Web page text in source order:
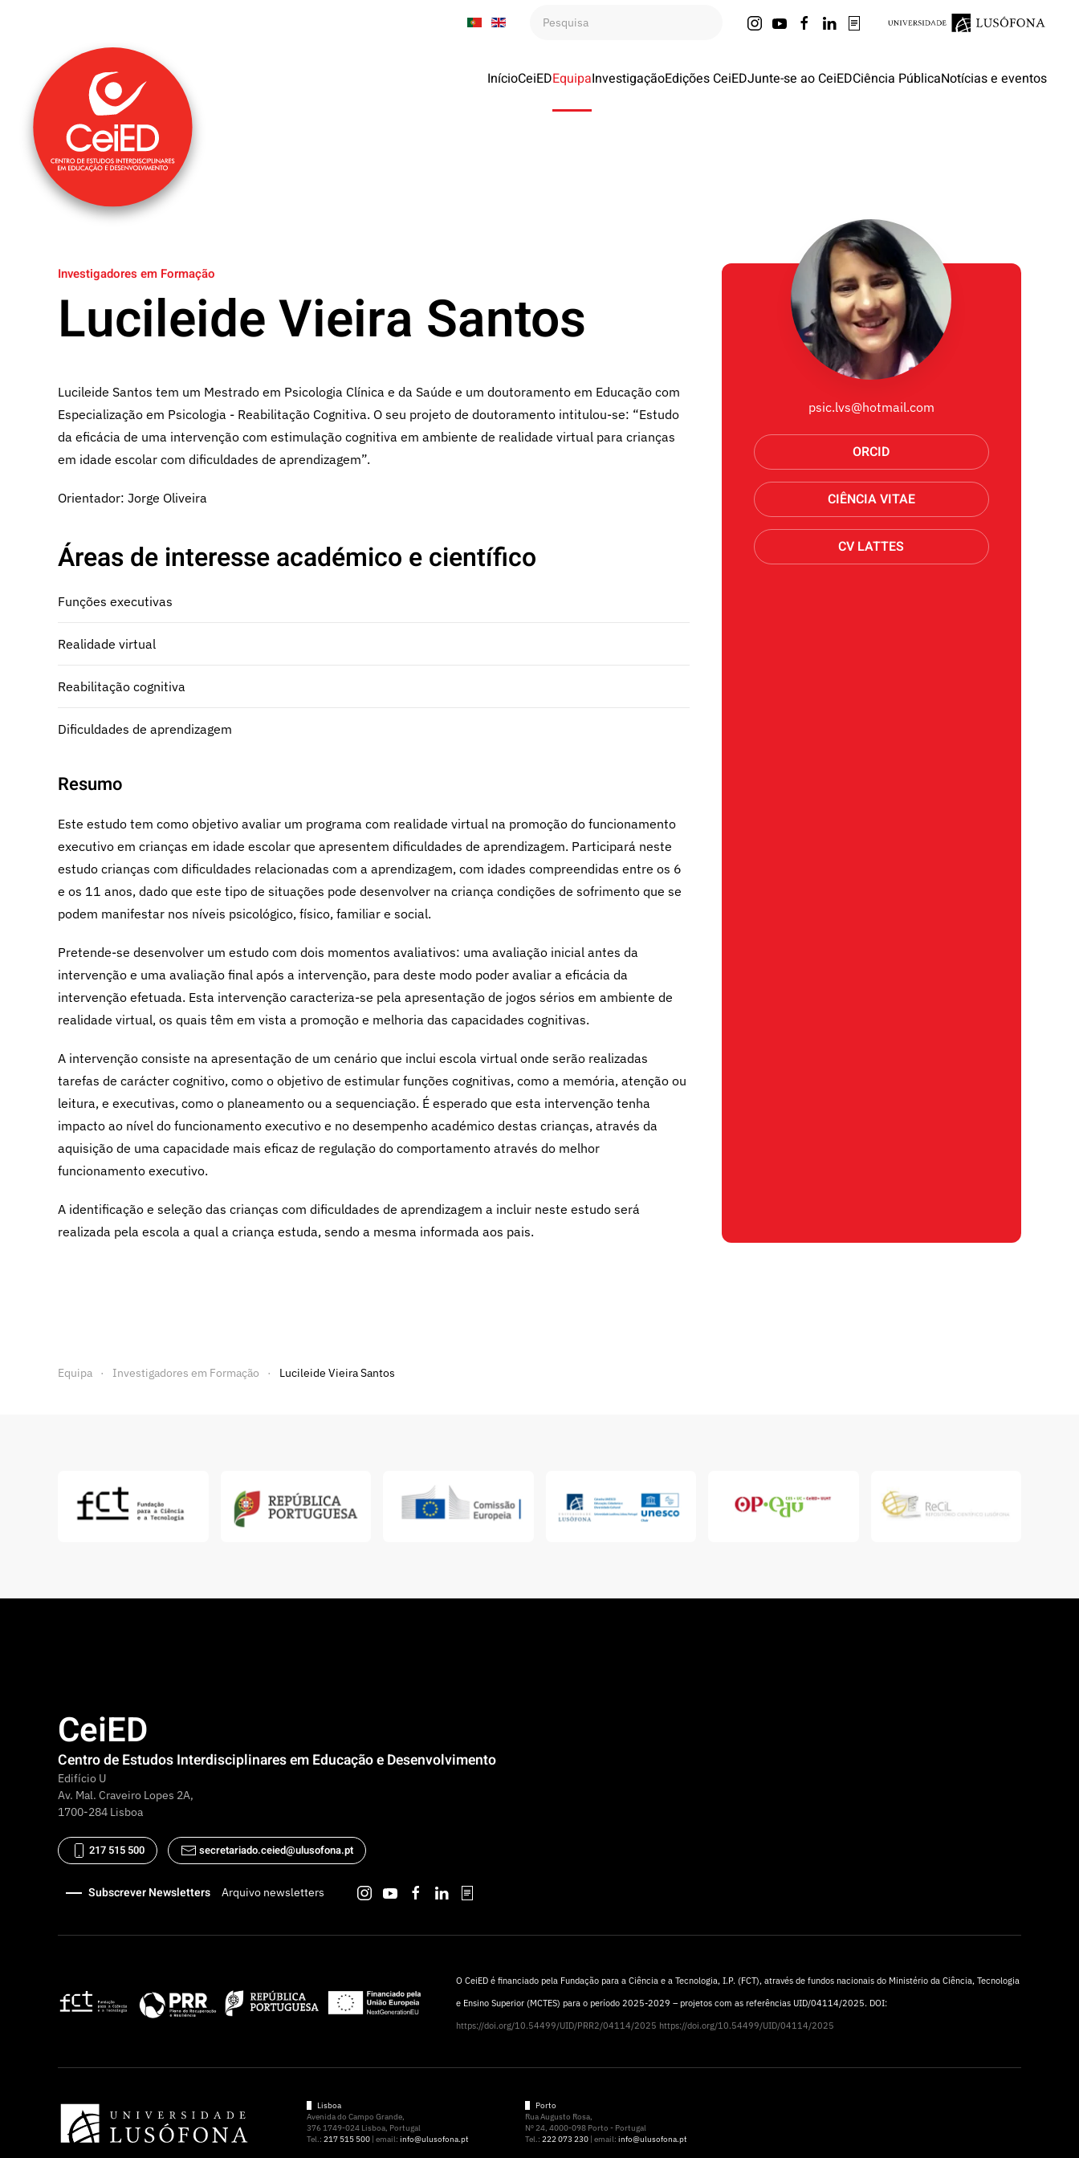
Saltar para o conteúdo principal
InícioCeiEDEquipaInvestigaçãoEdições CeiEDJunte-se ao CeiEDCiência PúblicaNotícias e eventos
psic.lvs@hotmail.com
ORCID
CIÊNCIA VITAE
CV LATTES
Investigadores em Formação
Lucileide Vieira Santos
Lucileide Santos tem um Mestrado em Psicologia Clínica e da Saúde e um doutoramento em Educação com
Especialização em Psicologia - Reabilitação Cognitiva. O seu projeto de doutoramento intitulou-se: “Estudo
da eficácia de uma intervenção com estimulação cognitiva em ambiente de realidade virtual para crianças
em idade escolar com dificuldades de aprendizagem”.
Orientador: Jorge Oliveira
Áreas de interesse académico e científico
Funções executivas
Realidade virtual
Reabilitação cognitiva
Dificuldades de aprendizagem
Resumo
Este estudo tem como objetivo avaliar um programa com realidade virtual na promoção do funcionamento
executivo em crianças em idade escolar que apresentem dificuldades de aprendizagem. Participará neste
estudo crianças com dificuldades relacionadas com a aprendizagem, com idades compreendidas entre os 6
e os 11 anos, dado que este tipo de situações pode desenvolver na criança condições de sofrimento que se
podem manifestar nos níveis psicológico, físico, familiar e social.
Pretende-se desenvolver um estudo com dois momentos avaliativos: uma avaliação inicial antes da
intervenção e uma avaliação final após a intervenção, para deste modo poder avaliar a eficácia da
intervenção efetuada. Esta intervenção caracteriza-se pela apresentação de jogos sérios em ambiente de
realidade virtual, os quais têm em vista a promoção e melhoria das capacidades cognitivas.
A intervenção consiste na apresentação de um cenário que inclui escola virtual onde serão realizadas
tarefas de carácter cognitivo, como o objetivo de estimular funções cognitivas, como a memória, atenção ou
leitura, e executivas, como o planeamento ou a sequenciação. É esperado que esta intervenção tenha
impacto ao nível do funcionamento executivo e no desempenho académico destas crianças, através da
aquisição de uma capacidade mais eficaz de regulação do comportamento através do melhor
funcionamento executivo.
A identificação e seleção das crianças com dificuldades de aprendizagem a incluir neste estudo será
realizada pela escola a qual a criança estuda, sendo a mesma informada aos pais.
Equipa Investigadores em Formação Lucileide Vieira Santos
CeiED
Centro de Estudos Interdisciplinares em Educação e Desenvolvimento
Edifício U
Av. Mal. Craveiro Lopes 2A,
1700-284 Lisboa
217 515 500 secretariado.ceied@ulusofona.pt
Subscrever Newsletters Arquivo newsletters
O CeiED é financiado pela Fundação para a Ciência e a Tecnologia, I.P. (FCT), através de fundos nacionais do Ministério da Ciência, Tecnologia
e Ensino Superior (MCTES) para o período 2025-2029 – projetos com as referências UID/04114/2025. DOI:
https://doi.org/10.54499/UID/PRR2/04114/2025 https://doi.org/10.54499/UID/04114/2025
Lisboa
Avenida do Campo Grande,
376 1749-024 Lisboa, Portugal
Tel.: 217 515 500 | email: info@ulusofona.pt
Porto
Rua Augusto Rosa,
Nº 24, 4000-098 Porto - Portugal
Tel.: 222 073 230 | email: info@ulusofona.pt